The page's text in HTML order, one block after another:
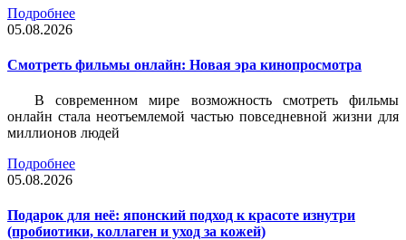
Подробнее
05.08.2026
Смотреть фильмы онлайн: Новая эра кинопросмотра
В современном мире возможность смотреть фильмы
онлайн стала неотъемлемой частью повседневной жизни для
миллионов людей
Подробнее
05.08.2026
Подарок для неё: японский подход к красоте изнутри
(пробиотики, коллаген и уход за кожей)